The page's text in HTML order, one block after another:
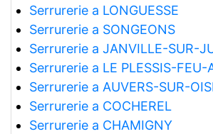
Serrurerie a LONGUESSE
Serrurerie a SONGEONS
Serrurerie a JANVILLE-SUR-
Serrurerie a LE PLESSIS-FEU-
Serrurerie a AUVERS-SUR-
Serrurerie a COCHEREL
Serrurerie a CHAMIGNY